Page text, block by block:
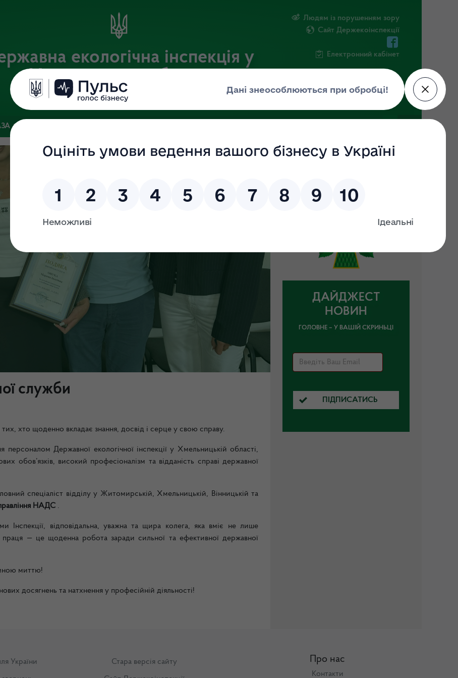
екологічна інспекція у
Хмельницькій області
Офіційний веб-портал
Людям із порушенням зору
Сайт Держекоінспекції
Електронний кабінет
служби
хто щоденно вкладає знання, досвід і серце у свою справу.
персоналом Державної екологічної інспекції у Хмельницькій області,
обов’язків, високий професіоналізм та відданість справі державної
спеціаліст відділу у Житомирській, Хмельницькій, Вінницькій та
НАДС .
Інспекції, відповідальна, уважна та щира колега, яка вміє не лише
— це щоденна робота заради сильної та ефективної державної
миттю!
досягнень та натхнення у професійній діяльності!
ДАЙДЖЕСТ
НОВИН
ГОЛОВНЕ – У ВАШІЙ СКРИНЬЦІ
ПІДПИСАТИСЬ
України Стара версія сайту Про нас
Контакти